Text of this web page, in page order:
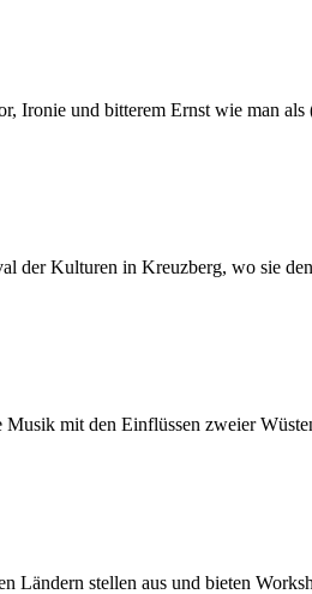
Ironie und bitterem Ernst wie man
der Kulturen in Kreuzberg, wo sie
mit den Einflüssen zweier
Ländern stellen aus und bieten